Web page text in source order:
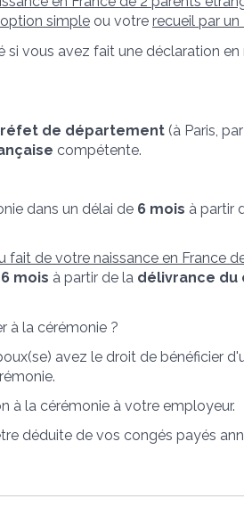
simple ou votre recueil par un
si vous avez fait une déclaration
de département (à Paris,
compétente.
dans un délai de 6 mois à partir
fait de votre naissance en France
6 mois à partir de la délivrance
à la cérémonie ?
avez le droit de bénéficier
à la cérémonie à votre employeur.
déduite de vos congés payés